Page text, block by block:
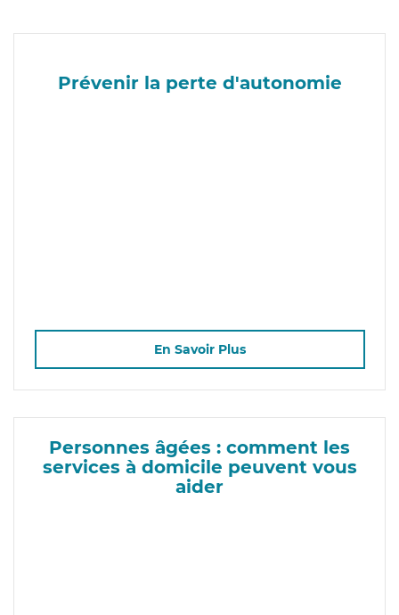
Prévenir la perte d'autonomie
En Savoir Plus
Personnes âgées : comment les
services à domicile peuvent vous
aider